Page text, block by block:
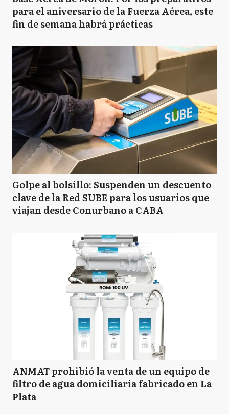
para el aniversario de la Fuerza Aérea, este
fin de semana habrá prácticas
Golpe al bolsillo: Suspenden un descuento
clave de la Red SUBE para los usuarios que
viajan desde Conurbano a CABA
ANMAT prohibió la venta de un equipo de
filtro de agua domiciliaria fabricado en La
Plata